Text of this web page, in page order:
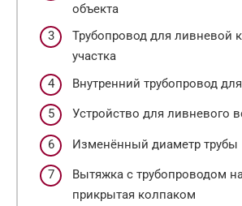
объекта
Трубопровод для ливневой
участка
Внутренний трубопровод
Устройство для ливневого
Изменённый диаметр трубы
Вытяжка с трубопроводом
прикрытая колпаком